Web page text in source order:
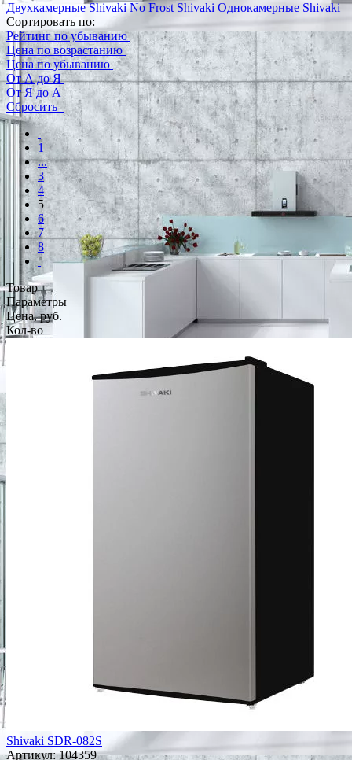
Двухкамерные Shivaki No Frost Shivaki Однокамерные Shivaki
Сортировать по:
Рейтинг по убыванию
Цена по возрастанию
Цена по убыванию
От А до Я
От Я до А
Сбросить
1
...
3
4
5
6
7
8
Товар
Параметры
Цена, руб.
Кол-во
Shivaki SDR-082S
Артикул:104359